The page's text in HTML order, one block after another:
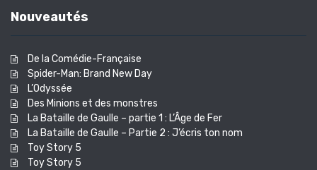
Nouveautés
De la Comédie-Française
Spider-Man: Brand New Day
L’Odyssée
Des Minions et des monstres
La Bataille de Gaulle – partie 1 : L’Âge de Fer
La Bataille de Gaulle – Partie 2 : J’écris ton nom
Toy Story 5
Toy Story 5